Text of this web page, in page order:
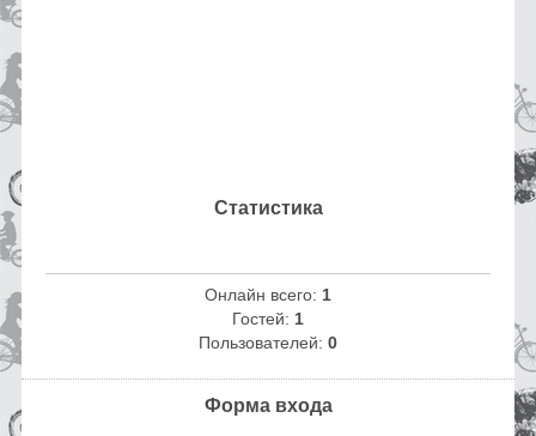
Статистика
Онлайн всего: 1
Гостей: 1
Пользователей: 0
Форма входа